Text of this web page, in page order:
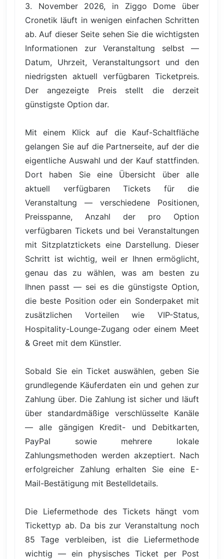
3. November 2026, in Ziggo Dome über
Cronetik läuft in wenigen einfachen Schritten
ab. Auf dieser Seite sehen Sie die wichtigsten
Informationen zur Veranstaltung selbst —
Datum, Uhrzeit, Veranstaltungsort und den
niedrigsten aktuell verfügbaren Ticketpreis.
Der angezeigte Preis stellt die derzeit
günstigste Option dar.
Mit einem Klick auf die Kauf-Schaltfläche
gelangen Sie auf die Partnerseite, auf der die
eigentliche Auswahl und der Kauf stattfinden.
Dort haben Sie eine Übersicht über alle
aktuell verfügbaren Tickets für die
Veranstaltung — verschiedene Positionen,
Preisspanne, Anzahl der pro Option
verfügbaren Tickets und bei Veranstaltungen
mit Sitzplatztickets eine Darstellung. Dieser
Schritt ist wichtig, weil er Ihnen ermöglicht,
genau das zu wählen, was am besten zu
Ihnen passt — sei es die günstigste Option,
die beste Position oder ein Sonderpaket mit
zusätzlichen Vorteilen wie VIP-Status,
Hospitality-Lounge-Zugang oder einem Meet
& Greet mit dem Künstler.
Sobald Sie ein Ticket auswählen, geben Sie
grundlegende Käuferdaten ein und gehen zur
Zahlung über. Die Zahlung ist sicher und läuft
über standardmäßige verschlüsselte Kanäle
— alle gängigen Kredit- und Debitkarten,
PayPal sowie mehrere lokale
Zahlungsmethoden werden akzeptiert. Nach
erfolgreicher Zahlung erhalten Sie eine E-
Mail-Bestätigung mit Bestelldetails.
Die Liefermethode des Tickets hängt vom
Tickettyp ab. Da bis zur Veranstaltung noch
85 Tage verbleiben, ist die Liefermethode
wichtig — ein physisches Ticket per Post